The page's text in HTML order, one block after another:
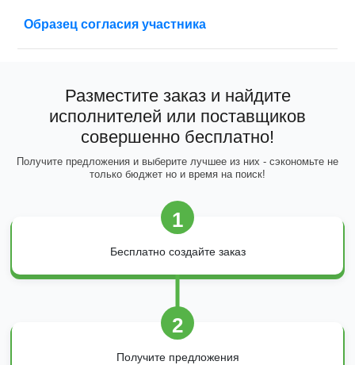
Образец согласия участника
Разместите заказ и найдите
исполнителей или поставщиков
совершенно бесплатно!
Получите предложения и выберите лучшее из них - сэкономьте не
только бюджет но и время на поиск!
1
Бесплатно создайте заказ
2
Получите предложения